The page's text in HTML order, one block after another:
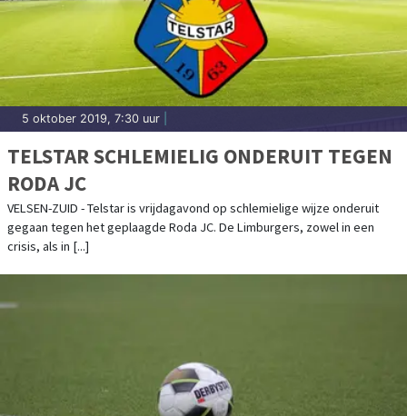
5 oktober 2019, 7:30 uur
TELSTAR SCHLEMIELIG ONDERUIT TEGEN
RODA JC
VELSEN-ZUID - Telstar is vrijdagavond op schlemielige wijze onderuit
gegaan tegen het geplaagde Roda JC. De Limburgers, zowel in een
crisis, als in [...]